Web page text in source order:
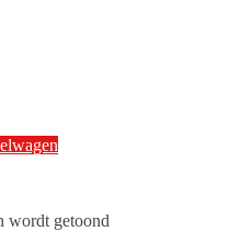
wordt getoond